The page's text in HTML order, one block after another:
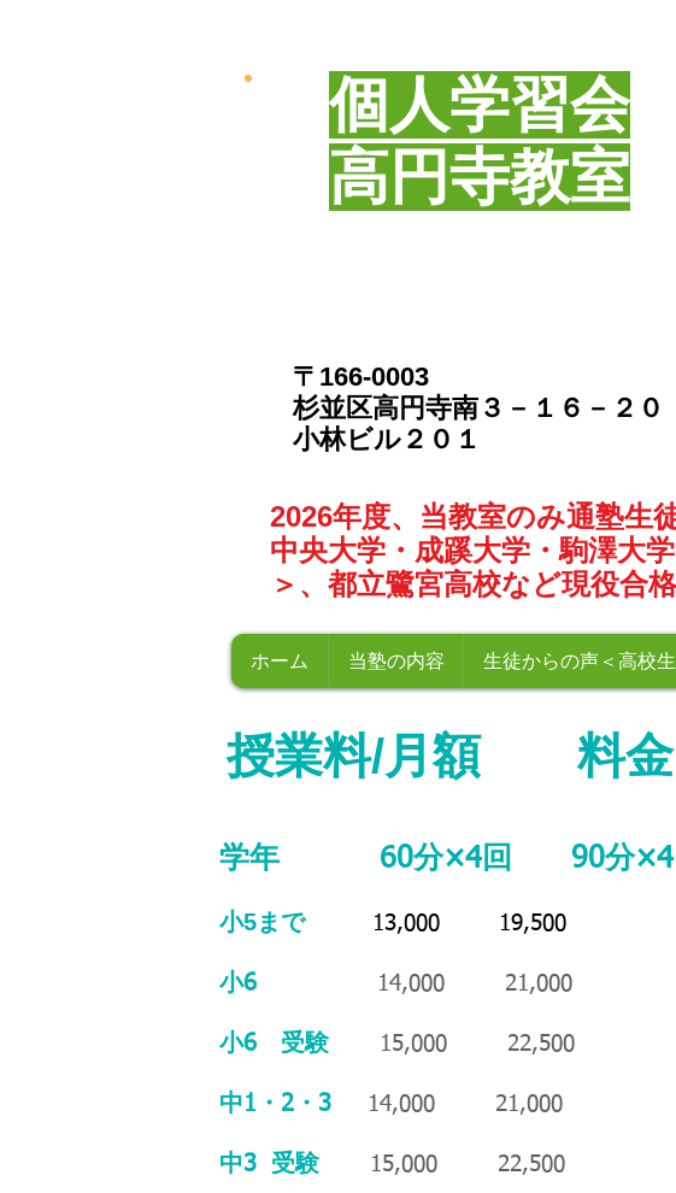
個人学習会
​高円寺教室
〒166-0003
​杉並区高円寺南３－１６－２０
​小林ビル２０１
2026年度、当教室のみ通塾生徒
中央大学・成蹊大学・駒澤大
＞、都立鷺宮高校など現役合格
ホーム 当塾の内容 生徒からの声＜高校生
授業料/月額 料金
学年 60分×4回 90分×4
小5まで13,000 19,500
小6 14,000 21,000
小6 受験 15,000 22,500
中1・2・3 14,000 21,000
中3 受験 15,000 22,500